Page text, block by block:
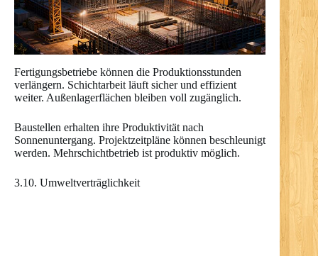
Fertigungsbetriebe können die Produktionsstunden
verlängern. Schichtarbeit läuft sicher und effizient
weiter. Außenlagerflächen bleiben voll zugänglich.
Baustellen erhalten ihre Produktivität nach
Sonnenuntergang. Projektzeitpläne können beschleunigt
werden. Mehrschichtbetrieb ist produktiv möglich.
3.10. Umweltverträglichkeit